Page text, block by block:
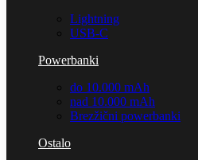
Lightning
USB-C
Powerbanki
do 10.000 mAh
nad 10.000 mAh
Brezžični powerbanki
Ostalo